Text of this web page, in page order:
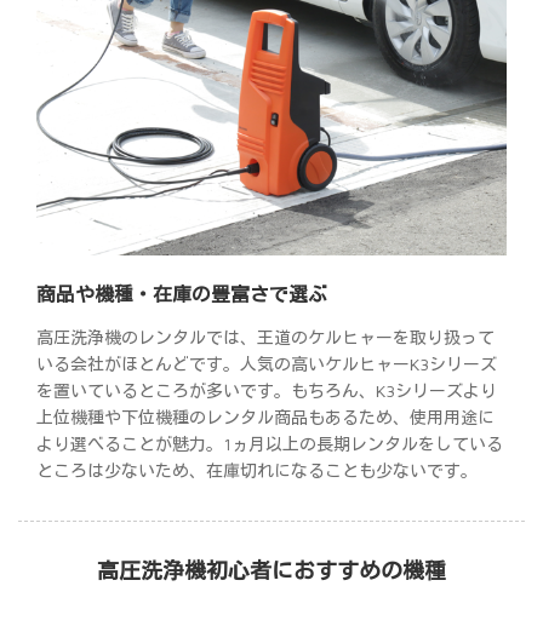
商品や機種・在庫の豊富さで選ぶ
高圧洗浄機のレンタルでは、王道のケルヒャーを取り扱って
いる会社がほとんどです。人気の高いケルヒャーK3シリーズ
を置いているところが多いです。もちろん、K3シリーズより
上位機種や下位機種のレンタル商品もあるため、使用用途に
より選べることが魅力。1ヵ月以上の長期レンタルをしている
ところは少ないため、在庫切れになることも少ないです。
高圧洗浄機初心者におすすめの機種